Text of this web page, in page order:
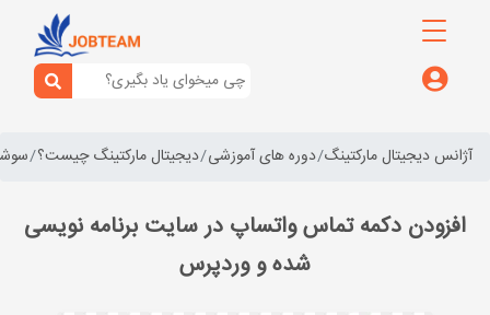
آژانس دیجیتال مارکتینگ دوره های آموزشی دیجیتال مارکتینگ چیست؟
افزودن دکمه تماس واتساپ در سایت برنامه نویسی
شده و وردپرس